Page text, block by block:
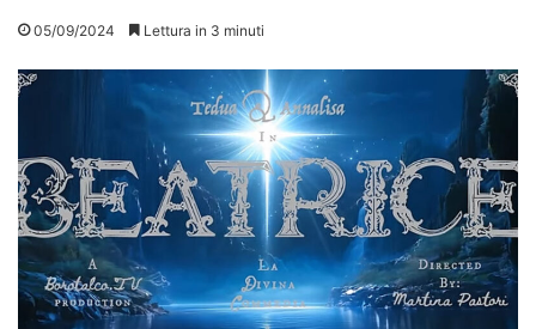
05/09/2024 Lettura in 3 minuti